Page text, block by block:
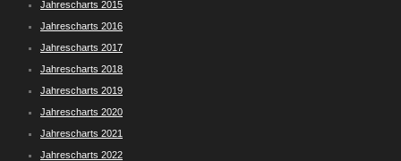
Jahrescharts 2015
Jahrescharts 2016
Jahrescharts 2017
Jahrescharts 2018
Jahrescharts 2019
Jahrescharts 2020
Jahrescharts 2021
Jahrescharts 2022